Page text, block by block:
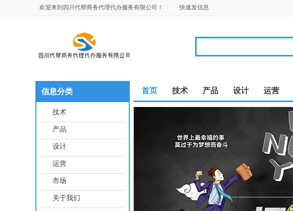
欢迎来到四川代帮商务代理代办服务有限公司！ 快速发信息
信息分类
技术
产品
设计
运营
市场
关于我们
首页 技术 产品 设计 运营